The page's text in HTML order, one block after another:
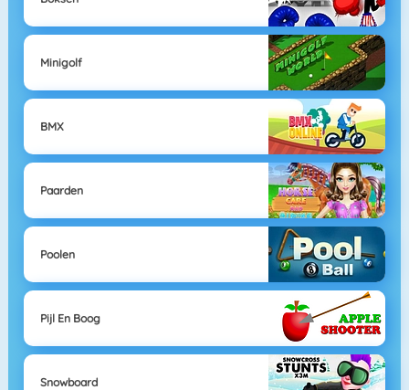
Minigolf
BMX
Paarden
Poolen
Pijl En Boog
Snowboard